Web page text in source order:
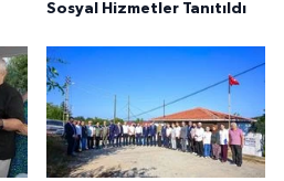
Sosyal Hizmetler Tanıtıldı